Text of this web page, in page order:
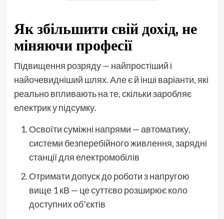
Як збільшити свій дохід, не
міняючи професії
Підвищення розряду — найпростіший і
найочевидніший шлях. Але є й інші варіанти, які
реально впливають на те, скільки заробляє
електрик у підсумку.
Освоїти суміжні напрями — автоматику,
системи безперебійного живлення, зарядні
станції для електромобілів
Отримати допуск до роботи з напругою
вище 1 кВ — це суттєво розширює коло
доступних об’єктів